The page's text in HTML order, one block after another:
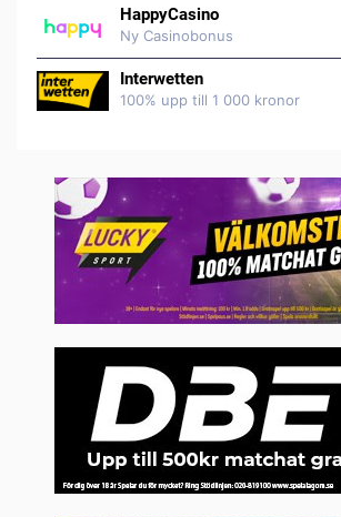
HappyCasino
Ny Casinobonus
Interwetten
100% upp till 1 000 kronor